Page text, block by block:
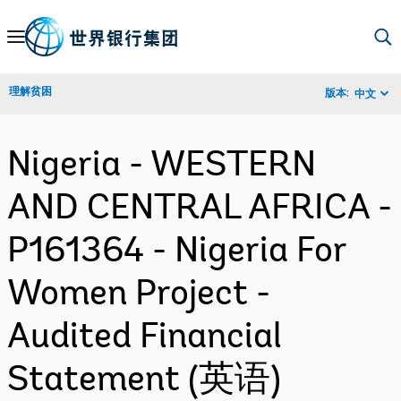
Skip
Navigation
理解贫困 版本: 中文
Nigeria - WESTERN
AND CENTRAL AFRICA -
P161364 - Nigeria For
Women Project -
Audited Financial
Statement (英语)